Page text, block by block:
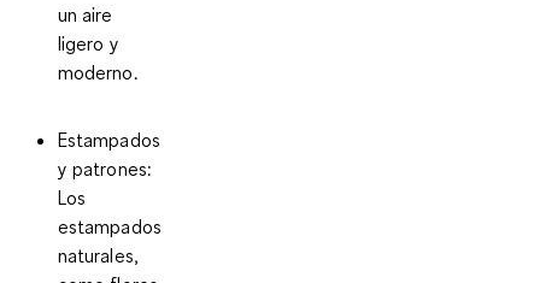
un aire
ligero y
moderno.
Estampados
y patrones:
Los
estampados
naturales,